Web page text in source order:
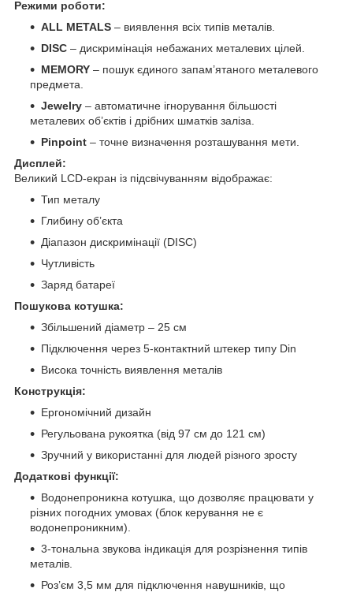
Режими роботи:
ALL METALS – виявлення всіх типів металів.
DISC – дискримінація небажаних металевих цілей.
MEMORY – пошук єдиного запам’ятаного металевого
предмета.
Jewelry – автоматичне ігнорування більшості
металевих об’єктів і дрібних шматків заліза.
Pinpoint – точне визначення розташування мети.
Дисплей:
Великий LCD-екран із підсвічуванням відображає:
Тип металу
Глибину об’єкта
Діапазон дискримінації (DISC)
Чутливість
Заряд батареї
Пошукова котушка:
Збільшений діаметр – 25 см
Підключення через 5-контактний штекер типу Din
Висока точність виявлення металів
Конструкція:
Ергономічний дизайн
Регульована рукоятка (від 97 см до 121 см)
Зручний у використанні для людей різного зросту
Додаткові функції:
Водонепроникна котушка, що дозволяє працювати у
різних погодних умовах (блок керування не є
водонепроникним).
3-тональна звукова індикація для розрізнення типів
металів.
Роз’єм 3,5 мм для підключення навушників, що